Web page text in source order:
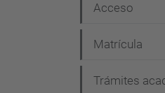
Acceso
Matrícula
Trámites